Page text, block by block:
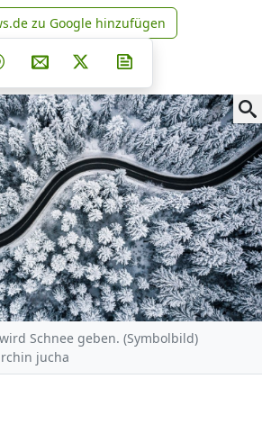
news.de zu Google
zu Google hinzufügen
Teilen auf Facebook
Teilen auf Whatsapp
Teilen auf Telegram
Teilen auf Pinterest
Per E-Mail teilen
Post auf X
Schnee geben. (Symbolbild)
jucha